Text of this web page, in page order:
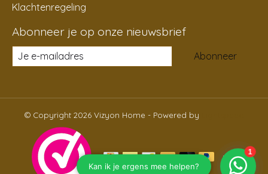
Klachtenregeling
Abonneer je op onze nieuwsbrief
Abonneer
© Copyright 2026 Vizyon Home - Powered by
NL